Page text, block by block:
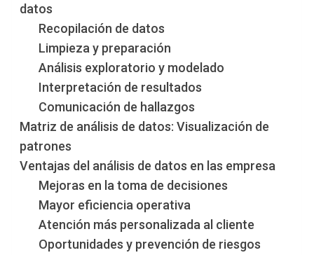
datos
Recopilación de datos
Limpieza y preparación
Análisis exploratorio y modelado
Interpretación de resultados
Comunicación de hallazgos
Matriz de análisis de datos: Visualización de
patrones
Ventajas del análisis de datos en las empresa
Mejoras en la toma de decisiones
Mayor eficiencia operativa
Atención más personalizada al cliente
Oportunidades y prevención de riesgos